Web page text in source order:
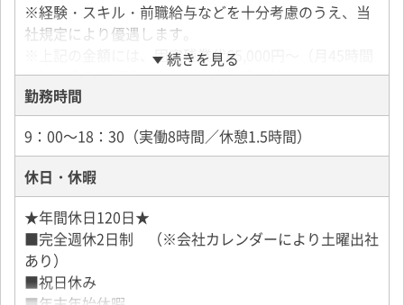
※経験・スキル・前職給与などを十分考慮のうえ、当
社規定により優遇します。
※上記の金額には、固定残業代65,000円～（月45時間
分）を含み、超過分については別途支給します。
※入社月+3ヶ月の試用期間があり、期間中は月給
240,000円（固定残業代55,000円／月40時間分を含
み、超過分については別途支給します。）
■年収例
年収480万円／24歳経験1年
年収720万円／26歳経験2年
年収900万円／27歳経験2年
続きを見る
勤務時間
9：00～18：30（実働8時間／休憩1.5時間）
休日・休暇
★年間休日120日★
■完全週休2日制 （※会社カレンダーにより土曜出社
あり）
■祝日休み